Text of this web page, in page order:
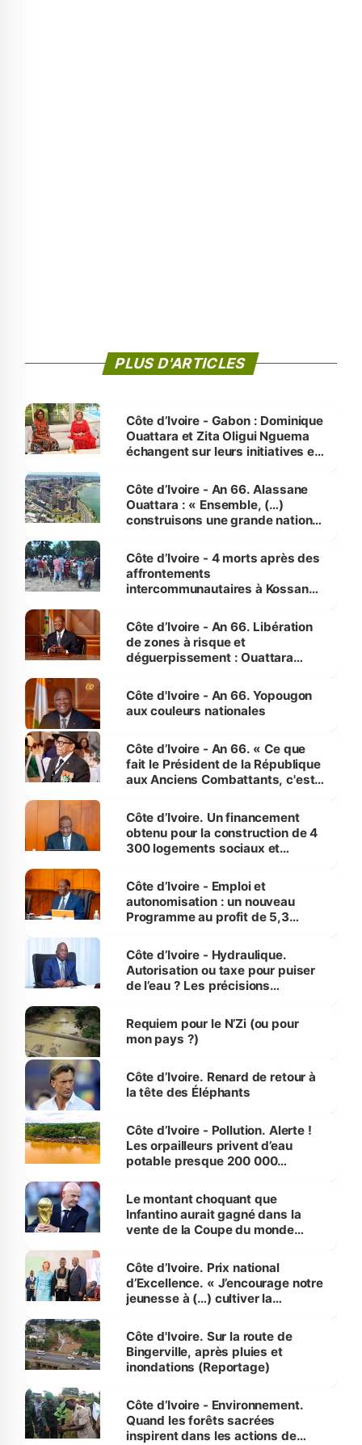
PLUS D'ARTICLES
Côte d’Ivoire - Gabon : Dominique
Ouattara et Zita Oligui Nguema
échangent sur leurs initiatives en
enfants
Côte d’Ivoire - An 66. Alassane
Ouattara : « Ensemble, (…)
construisons une grande nation
générations futures »
Côte d’Ivoire - 4 morts après des
affrontements
intercommunautaires à Kossandji
milieu des sinistrés
Côte d’Ivoire - An 66. Libération
de zones à risque et
déguerpissement : Ouattara
l'Etat de droit pour préserver les
vies humaines »
Côte d'Ivoire - An 66. Yopougon
aux couleurs nationales
Côte d’Ivoire - An 66. « Ce que
fait le Président de la République
aux Anciens Combattants, c'est
Côte d’Ivoire. Un financement
obtenu pour la construction de 4
300 logements sociaux et
et Yamoussoukro
Côte d’Ivoire - Emploi et
autonomisation : un nouveau
Programme au profit de 5,3
Côte d’Ivoire - Hydraulique.
Autorisation ou taxe pour puiser
de l’eau ? Les précisions
Requiem pour le N’Zi (ou pour
mon pays ?)
Côte d’Ivoire. Renard de retour à
la tête des Éléphants
Côte d’Ivoire - Pollution. Alerte !
Les orpailleurs privent d’eau
potable presque 200 000
Le montant choquant que
Infantino aurait gagné dans la
vente de la Coupe du monde
Côte d’Ivoire. Prix national
d’Excellence. « J’encourage notre
jeunesse à (…) cultiver la
(Alassane Ouattara
Côte d'Ivoire. Sur la route de
Bingerville, après pluies et
inondations (Reportage)
Côte d’Ivoire - Environnement.
Quand les forêts sacrées
inspirent dans les actions de